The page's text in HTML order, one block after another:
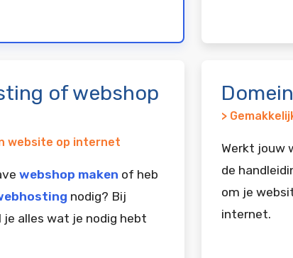
of webshop
website op internet
webshop maken of heb
nodig? Bij
je alles wat je nodig hebt
>
Werkt jouw
de
om je
internet.